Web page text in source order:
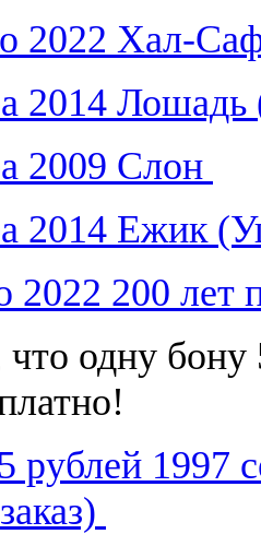
2022 Хал-
2014
2009 Слон
2014 Ежик
2022 200 лет
одну бону
рублей 1997